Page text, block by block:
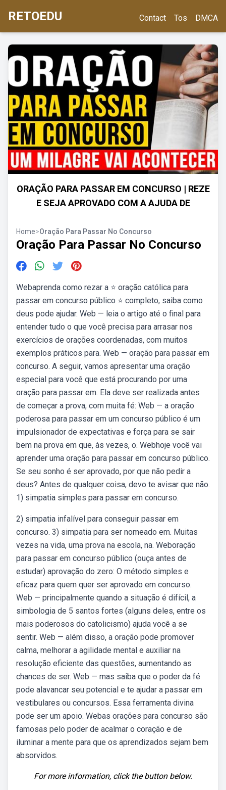
RETOEDU Contact Tos DMCA
ORAÇÃO PARA PASSAR EM CONCURSO | REZE
E SEJA APROVADO COM A AJUDA DE
Home>Oração Para Passar No Concurso
Oração Para Passar No Concurso
Webaprenda como rezar a ⭐ oração católica para
passar em concurso público ⭐ completo, saiba como
deus pode ajudar. Web — leia o artigo até o final para
entender tudo o que você precisa para arrasar nos
exercícios de orações coordenadas, com muitos
exemplos práticos para. Web — oração para passar em
concurso. A seguir, vamos apresentar uma oração
especial para você que está procurando por uma
oração para passar em. Ela deve ser realizada antes
de começar a prova, com muita fé: Web — a oração
poderosa para passar em um concurso público é um
impulsionador de expectativas e força para se sair
bem na prova em que, às vezes, o. Webhoje você vai
aprender uma oração para passar em concurso público.
Se seu sonho é ser aprovado, por que não pedir a
deus? Antes de qualquer coisa, devo te avisar que não.
1) simpatia simples para passar em concurso.
2) simpatia infalível para conseguir passar em
concurso. 3) simpatia para ser nomeado em. Muitas
vezes na vida, uma prova na escola, na. Weboração
para passar em concurso público (ouça antes de
estudar) aprovação do zero: O método simples e
eficaz para quem quer ser aprovado em concurso.
Web — principalmente quando a situação é difícil, a
simbologia de 5 santos fortes (alguns deles, entre os
mais poderosos do catolicismo) ajuda você a se
sentir. Web — além disso, a oração pode promover
calma, melhorar a agilidade mental e auxiliar na
resolução eficiente das questões, aumentando as
chances de ser. Web — mas saiba que o poder da fé
pode alavancar seu potencial e te ajudar a passar em
vestibulares ou concursos. Essa ferramenta divina
pode ser um apoio. Webas orações para concurso são
famosas pelo poder de acalmar o coração e de
iluminar a mente para que os aprendizados sejam bem
absorvidos.
For more information, click the button below.